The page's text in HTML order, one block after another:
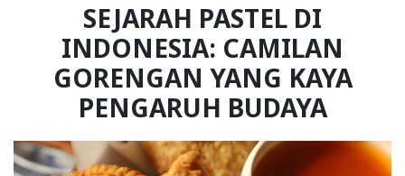
SEJARAH PASTEL DI
INDONESIA: CAMILAN
GORENGAN YANG KAYA
PENGARUH BUDAYA